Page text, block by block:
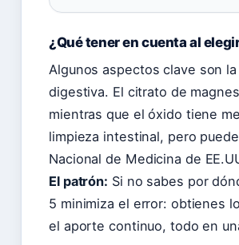
¿Qué tener en cuenta al
Algunos aspectos clave son
digestiva. El citrato de
mientras que el óxido tiene
limpieza intestinal, pero
Nacional de Medicina de
El patrón: Si no sabes por
5 minimiza el error: obtienes
el aporte continuo, todo en